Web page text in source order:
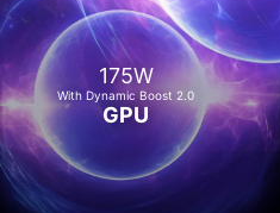
175W
With Dynamic Boost 2.0
GPU